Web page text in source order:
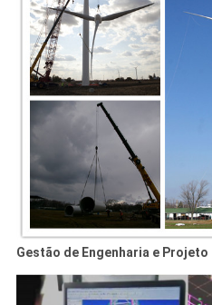
Gestão de Engenharia e Projeto